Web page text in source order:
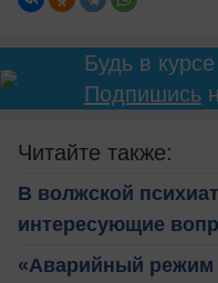
Будь в
Подпишись
Читайте также:
В волжской
интересующие
«Аварийный режим